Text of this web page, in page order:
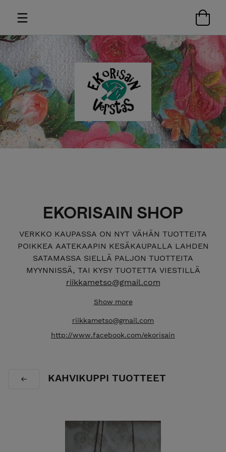
EKORISAIN SHOP
VERKKO KAUPASSA ON NYT VÄHÄN TUOTTEITA
POIKKEA AATEKAAPIN KESÄKAUPALLA LAHDEN
SATAMASSA SIELLÄ PALJON TUOTTEITA
MYYNNISSÄ, TAI KYSY TUOTETTA VIESTILLÄ
riikkametso@gmail.com
EKORISAIN VERSTAAN VERKKOKAUPASTA LÖYDÄT
omaan käyttöön tervetuloa tutustumaan. Tuotteet
valmistetaan Lahdessa kotiverstaalla ja
rakkaudesta vanhoihin astioihin, sekä puuhun ja
valitaan ekomateriaaleista. Tuotteet syntyvät
rakkaudesta luontoon ja ekologisuuteen, niissä
hyödynnetään monenlaisia käsityötekniikoita. Tee se
Show more
riikkametso@gmail.com
http://www.facebook.com/ekorisain
KAHVIKUPPI TUOTTEET